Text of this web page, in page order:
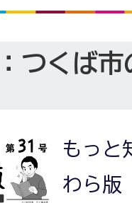
つくば
もっと
わら版